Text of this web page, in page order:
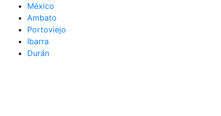
México
Ambato
Portoviejo
Ibarra
Durán